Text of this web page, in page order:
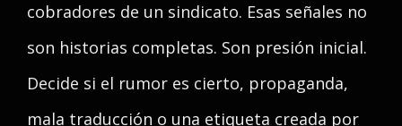
cobradores de un sindicato. Esas señales no
son historias completas. Son presión inicial.
Decide si el rumor es cierto, propaganda,
mala traducción o una etiqueta creada por